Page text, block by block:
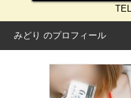
みどり のプロフィール